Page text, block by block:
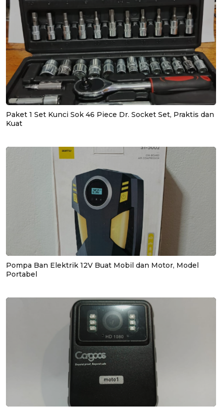
Paket 1 Set Kunci Sok 46 Piece Dr. Socket Set, Praktis dan
Kuat
Pompa Ban Elektrik 12V Buat Mobil dan Motor, Model
Portabel